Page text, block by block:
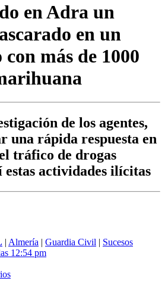
en Adra un
en un
más de 1000
de los agentes,
una rápida respuesta en
tráfico de drogas
estas actividades ilícitas
| Almería | Guardia Civil | Sucesos
12:54 pm